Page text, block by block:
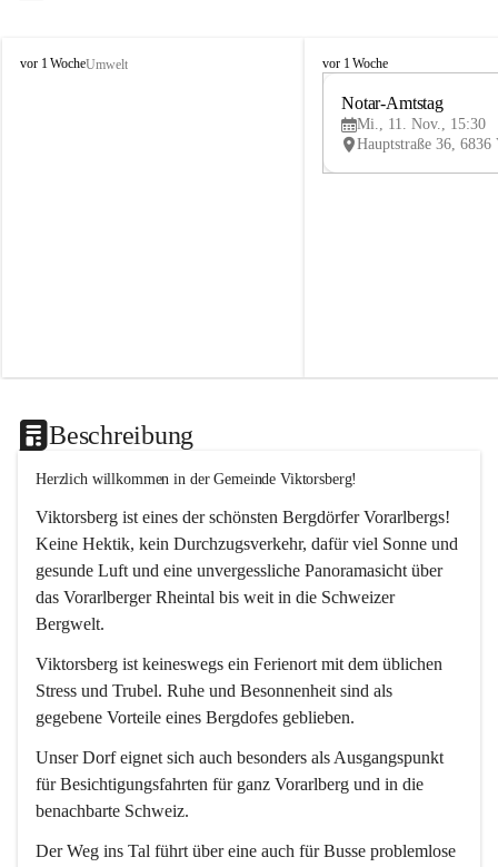
V
vor 1 WocheUmwelt
V
vor 1 Woche
Notar-Amtstag
Mi., 11. Nov., 15:30
Beschreibung
Herzlich willkommen in der Gemeinde Viktorsberg!
Viktorsberg ist eines der schönsten Bergdörfer Vorarlbergs!
Keine Hektik, kein Durchzugsverkehr, dafür viel Sonne und
gesunde Luft und eine unvergessliche Panoramasicht über
das Vorarlberger Rheintal bis weit in die Schweizer
Bergwelt.
Viktorsberg ist keineswegs ein Ferienort mit dem üblichen
Stress und Trubel. Ruhe und Besonnenheit sind als
gegebene Vorteile eines Bergdofes geblieben.
Unser Dorf eignet sich auch besonders als Ausgangspunkt
für Besichtigungsfahrten für ganz Vorarlberg und in die
benachbarte Schweiz.
Der Weg ins Tal führt über eine auch für Busse problemlose